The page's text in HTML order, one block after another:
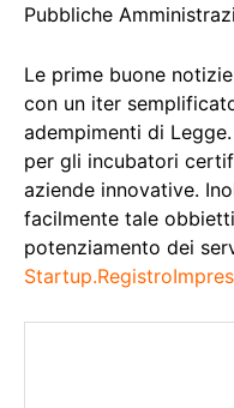
Pubbliche
Le prime buone
con un iter
adempimenti di
per gli incubatori
aziende innovative.
facilmente tale
potenziamento dei